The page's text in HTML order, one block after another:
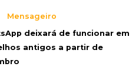
Mensageiro
deixará de funcionar em
antigos a partir de